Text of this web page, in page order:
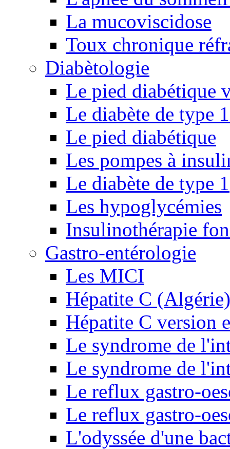
La mucoviscidose
Toux chronique
Diabètologie
Le pied diabétique
Le diabète de type
Le pied diabétique
Les pompes à
Le diabète de type 1
Les hypoglycémies
Insulinothérapie
Gastro-entérologie
Les MICI
Hépatite C (Algérie)
Hépatite C version
Le syndrome de
Le syndrome de
Le reflux gastro-
Le reflux gastro-
L'odyssée d'une